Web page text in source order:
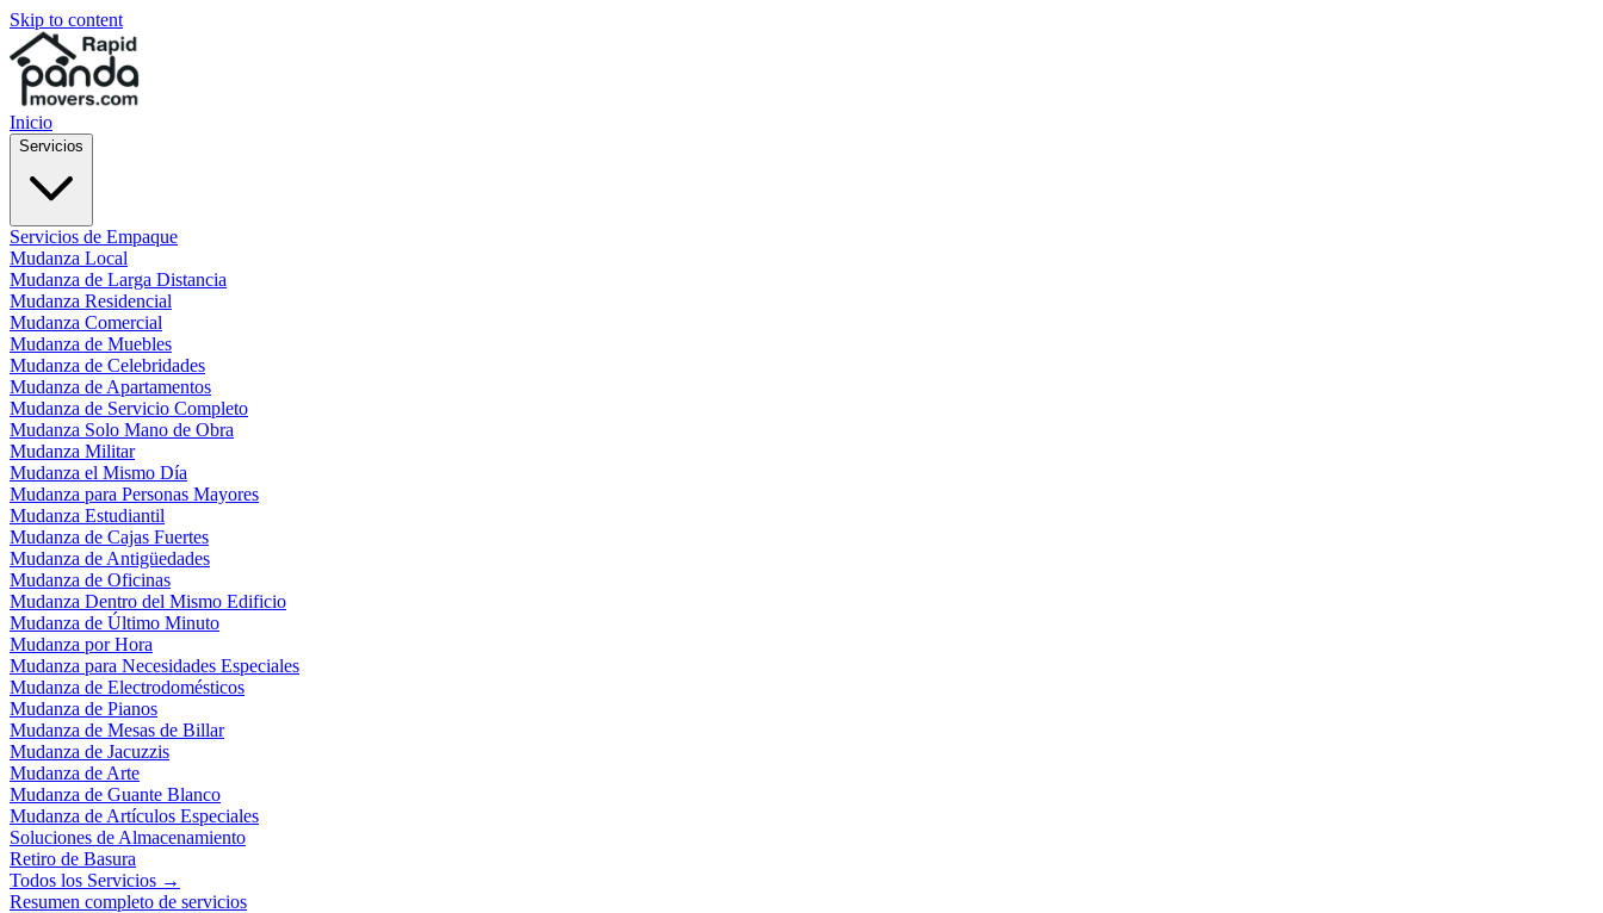
Skip to content
Inicio
Servicios
Servicios de Empaque
Mudanza Local
Mudanza de Larga Distancia
Mudanza Residencial
Mudanza Comercial
Mudanza de Muebles
Mudanza de Celebridades
Mudanza de Apartamentos
Mudanza de Servicio Completo
Mudanza Solo Mano de Obra
Mudanza Militar
Mudanza el Mismo Día
Mudanza para Personas Mayores
Mudanza Estudiantil
Mudanza de Cajas Fuertes
Mudanza de Antigüedades
Mudanza de Oficinas
Mudanza Dentro del Mismo Edificio
Mudanza de Último Minuto
Mudanza por Hora
Mudanza para Necesidades Especiales
Mudanza de Electrodomésticos
Mudanza de Pianos
Mudanza de Mesas de Billar
Mudanza de Jacuzzis
Mudanza de Arte
Mudanza de Guante Blanco
Mudanza de Artículos Especiales
Soluciones de Almacenamiento
Retiro de Basura
Todos los Servicios →
Resumen completo de servicios